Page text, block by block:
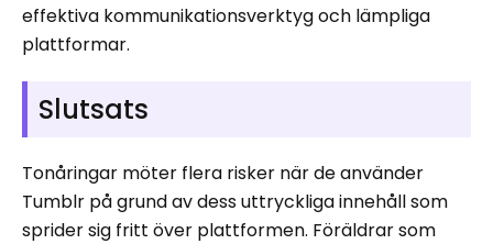
effektiva kommunikationsverktyg och lämpliga
plattformar.
Slutsats
Tonåringar möter flera risker när de använder
Tumblr på grund av dess uttryckliga innehåll som
sprider sig fritt över plattformen. Föräldrar som